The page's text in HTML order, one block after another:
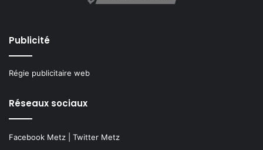
Publicité
Régie publicitaire web
Réseaux sociaux
Facebook Metz Twitter Metz